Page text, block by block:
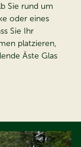
Sie rund um
oder eines
Sie Ihr
platzieren,
Äste Glas